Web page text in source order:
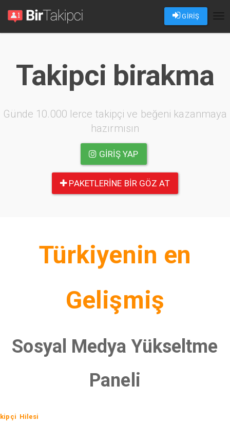
GİRİŞ
Takipci birakma
Günde 10.000 lerce takipçi ve beğeni kazanmaya
hazırmısın
GIRIŞ YAP
PAKETLERINE BIR GÖZ AT
Türkiyenin en
Gelişmiş
Sosyal Medya Yükseltme
Paneli
Hilesi